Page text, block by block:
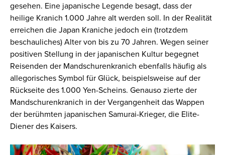
gesehen. Eine japanische Legende besagt, dass der
heilige Kranich 1.000 Jahre alt werden soll. In der Realität
erreichen die Japan Kraniche jedoch ein (trotzdem
beschauliches) Alter von bis zu 70 Jahren. Wegen seiner
positiven Stellung in der japanischen Kultur begegnet
Reisenden der Mandschurenkranich ebenfalls häufig als
allegorisches Symbol für Glück, beispielsweise auf der
Rückseite des 1.000 Yen-Scheins. Genauso zierte der
Mandschurenkranich in der Vergangenheit das Wappen
der berühmten japanischen Samurai-Krieger, die Elite-
Diener des Kaisers.